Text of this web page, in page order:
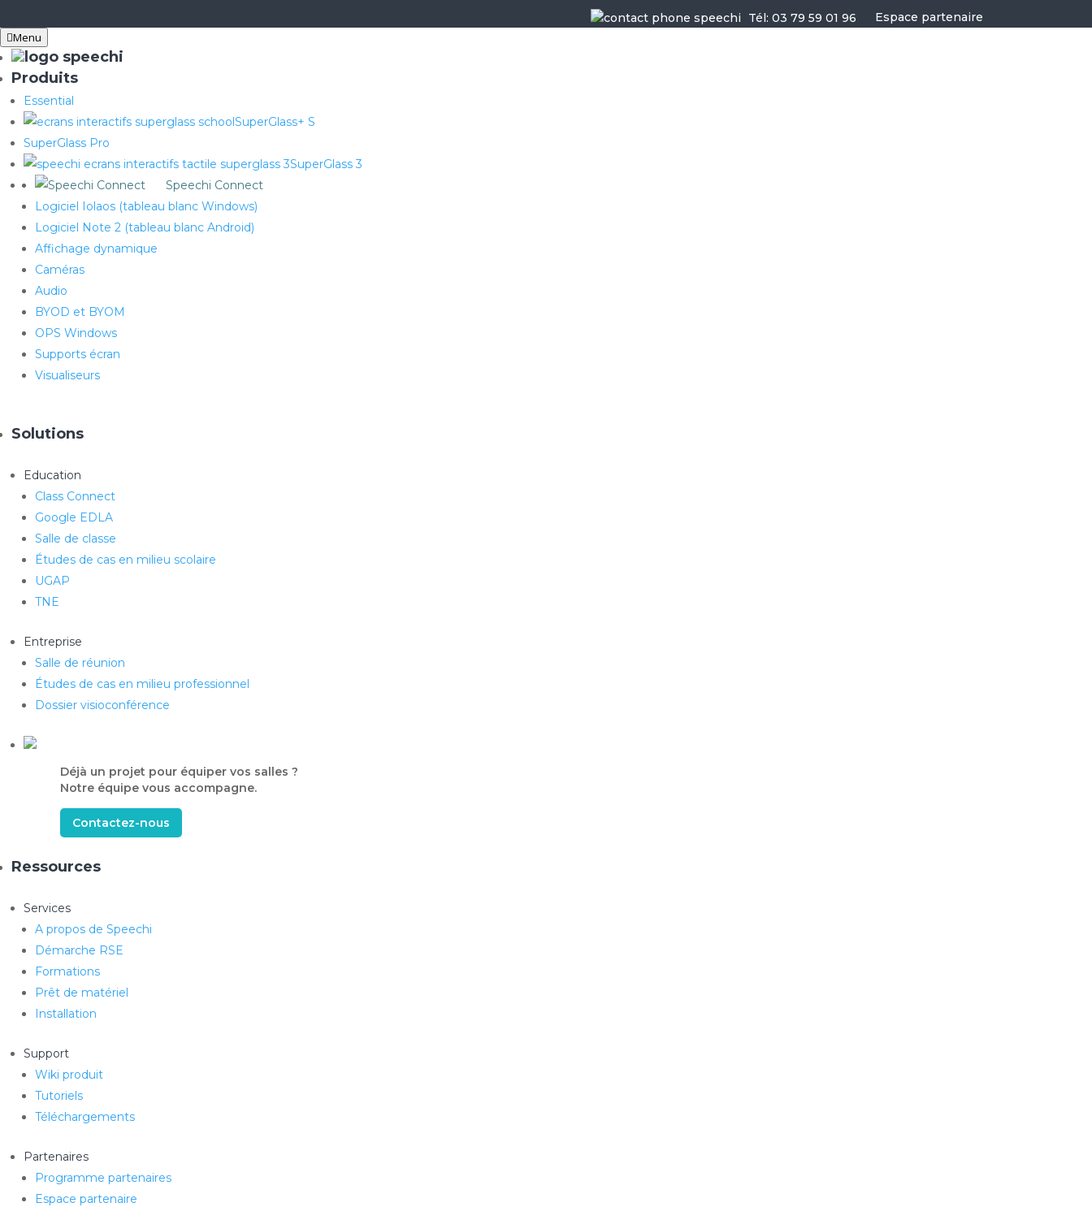
Tél: 03 79 59 01 96
Espace partenaire
Menu
Produits
Essential
SuperGlass+ S
SuperGlass Pro
SuperGlass 3
Speechi Connect
Logiciel Iolaos (tableau blanc Windows)
Logiciel Note 2 (tableau blanc Android)
Affichage dynamique
Caméras
Audio
BYOD et BYOM
OPS Windows
Supports écran
Visualiseurs
Solutions
Education
Class Connect
Google EDLA
Salle de classe
Études de cas en milieu scolaire
UGAP
TNE
Entreprise
Salle de réunion
Études de cas en milieu professionnel
Dossier visioconférence
Déjà un projet pour équiper vos salles ?
Notre équipe vous accompagne.
Contactez-nous
Ressources
Services
A propos de Speechi
Démarche RSE
Formations
Prêt de matériel
Installation
Support
Wiki produit
Tutoriels
Téléchargements
Partenaires
Programme partenaires
Espace partenaire